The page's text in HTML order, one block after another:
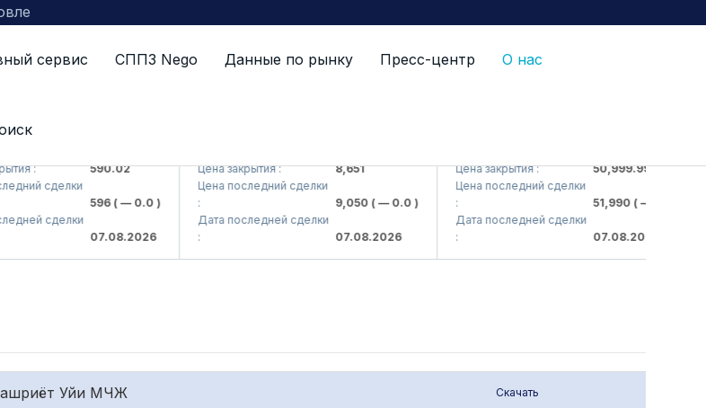
сервис СППЗ Nego Данные по рынку Пресс-центр О нас
:
590.02
сделки
596( — 0.0 )
сделки
07.08.2026
Цена закрытия :
8,651
Цена последний сделки
9,050( — 0.0 )
Дата последней сделки
07.08.2026
Цена закрытия :
50,999.99
Цена последний сделки
51,990( — 0.0 )
Дата последней сделки
07.08.2026
Уйи МЧЖ Скачать